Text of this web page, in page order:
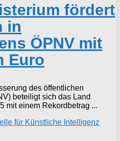
fördert
in
ÖPNV mit
Euro
des öffentlichen
beteiligt sich das Land
mit einem Rekordbetrag ...